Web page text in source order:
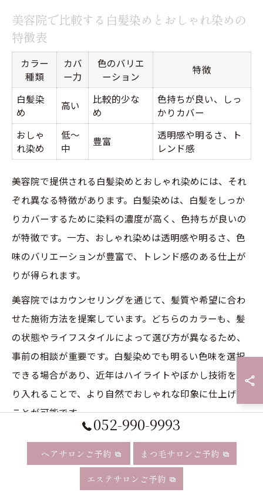
美容院で比較する白髪染めとおしゃれ染めの
特徴表
カラー
種類
カバ
ー力
色のバリエ
ーション
特徴
白髪染
め
高い
比較的少な
め
色持ちが良い、しっ
かりカバー
おしゃ
れ染め
低〜
中
豊富
透明感や明るさ、ト
レンド感
美容院で提供される白髪染めとおしゃれ染めには、それ
ぞれ異なる特徴があります。白髪染めは、白髪をしっか
りカバーするために染料の濃度が高く、色持ちが良いの
が特徴です。一方、おしゃれ染めは透明感や明るさ、色
味のバリエーションが豊富で、トレンド感のある仕上が
りが得られます。
美容院ではカウンセリングを通じて、髪質や希望に合わ
せた施術方法を提案しています。どちらのカラーも、髪
の状態やライフスタイルによって選び方が異なるため、
事前の相談が重要です。白髪染めでも明るい色味を選択
できる場合があり、近年はハイライトやぼかし技術を取
り入れることで、より自然でおしゃれな印象に仕上げる
ことが可能です。
白髪染めとおしゃれ染めの違いを美容院目線
で解説
白髪染め おしゃれ染め
052-990-9993
ヘアサロンご予約 まつ毛サロンご予約
エステサロンご予約